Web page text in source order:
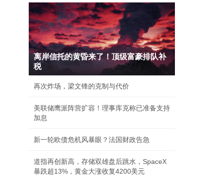
离岸信托的黄昏来了！顶级富豪排队补
税
再次炸场，梁文锋的克制与代价
美联储鹰派阵营扩容！理事库克称已准备支持
加息
新一轮欧债危机风暴眼？法国财政告急
道指再创新高，存储双雄盘后跳水，SpaceX
暴跌超13%，黄金大涨收复4200美元